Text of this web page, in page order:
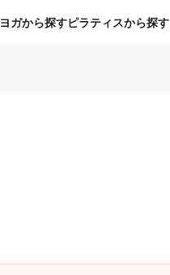
ヨガから探すピラティスから探す